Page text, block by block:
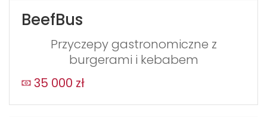
BeefBus
Przyczepy gastronomiczne z
burgerami i kebabem
35 000 zł